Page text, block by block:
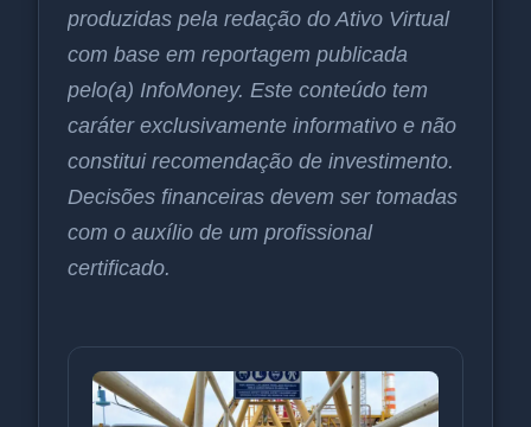
produzidas pela redação do Ativo Virtual
com base em reportagem publicada
pelo(a) InfoMoney. Este conteúdo tem
caráter exclusivamente informativo e não
constitui recomendação de investimento.
Decisões financeiras devem ser tomadas
com o auxílio de um profissional
certificado.